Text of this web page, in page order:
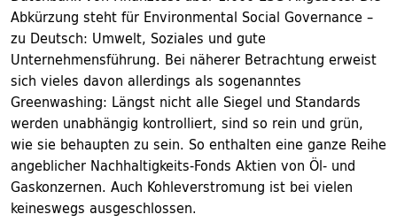
Abkürzung steht für Environmental Social Governance –
zu Deutsch: Umwelt, Soziales und gute
Unternehmensführung. Bei näherer Betrachtung erweist
sich vieles davon allerdings als sogenanntes
Greenwashing: Längst nicht alle Siegel und Standards
werden unabhängig kontrolliert, sind so rein und grün,
wie sie behaupten zu sein. So enthalten eine ganze Reihe
angeblicher Nachhaltigkeits-Fonds Aktien von Öl- und
Gaskonzernen. Auch Kohleverstromung ist bei vielen
keineswegs ausgeschlossen.